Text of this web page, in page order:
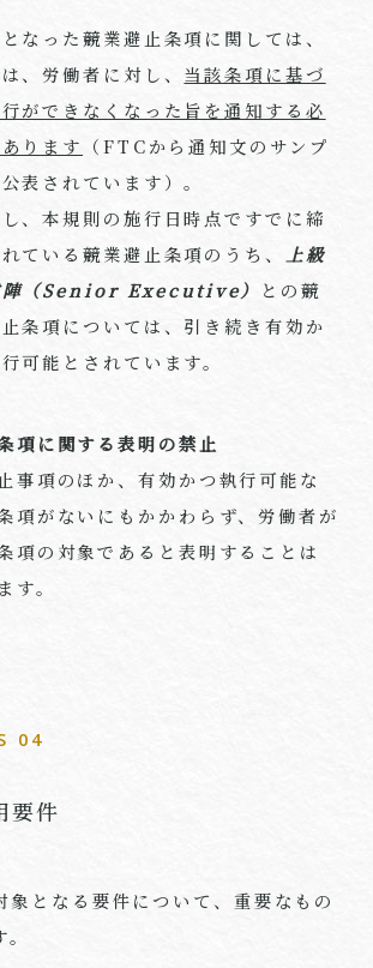
なった競業避止条項に関しては、
、労働者に対し、 当該条項に基づ
行ができなくなった旨を通知する必
ります （FTCから通知文のサンプ
表されています）。
、本規則の施行日時点ですでに締
ている競業避止条項のうち、
上級
（Senior Executive） との競
条項については、引き続き有効か
可能とされています。
項に関する表明の禁止
事項のほか、有効かつ執行可能な
項がないにもかかわらず、労働者が
項の対象であると表明することは
す。
04
要件
象となる要件について、重要なもの